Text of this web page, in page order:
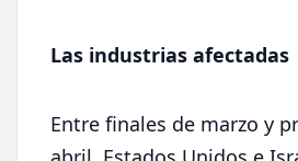
Las industrias afectadas
Entre finales de marzo y